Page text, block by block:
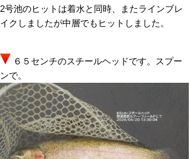
2号池のヒットは着水と同時、またラインブレ
イクしましたが中層でもヒットしました。
６５センチのスチールヘッドです。スプー
ンで。